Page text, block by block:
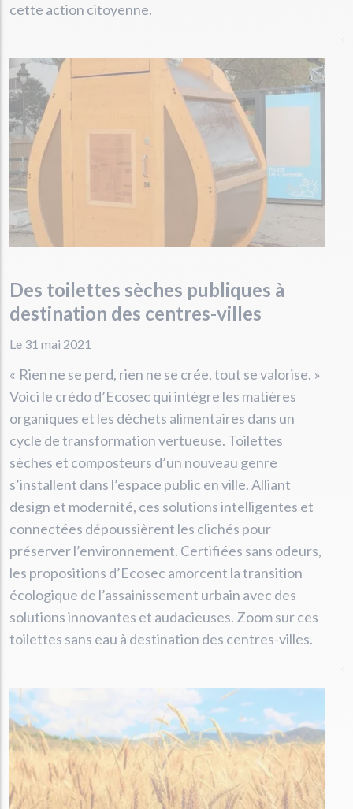
cette action citoyenne.
Des toilettes sèches publiques à
destination des centres-villes
Le 31 mai 2021
« Rien ne se perd, rien ne se crée, tout se valorise. »
Voici le crédo d’Ecosec qui intègre les matières
organiques et les déchets alimentaires dans un
cycle de transformation vertueuse. Toilettes
sèches et composteurs d’un nouveau genre
s’installent dans l’espace public en ville. Alliant
design et modernité, ces solutions intelligentes et
connectées dépoussièrent les clichés pour
préserver l’environnement. Certifiées sans odeurs,
les propositions d’Ecosec amorcent la transition
écologique de l’assainissement urbain avec des
solutions innovantes et audacieuses. Zoom sur ces
toilettes sans eau à destination des centres-villes.